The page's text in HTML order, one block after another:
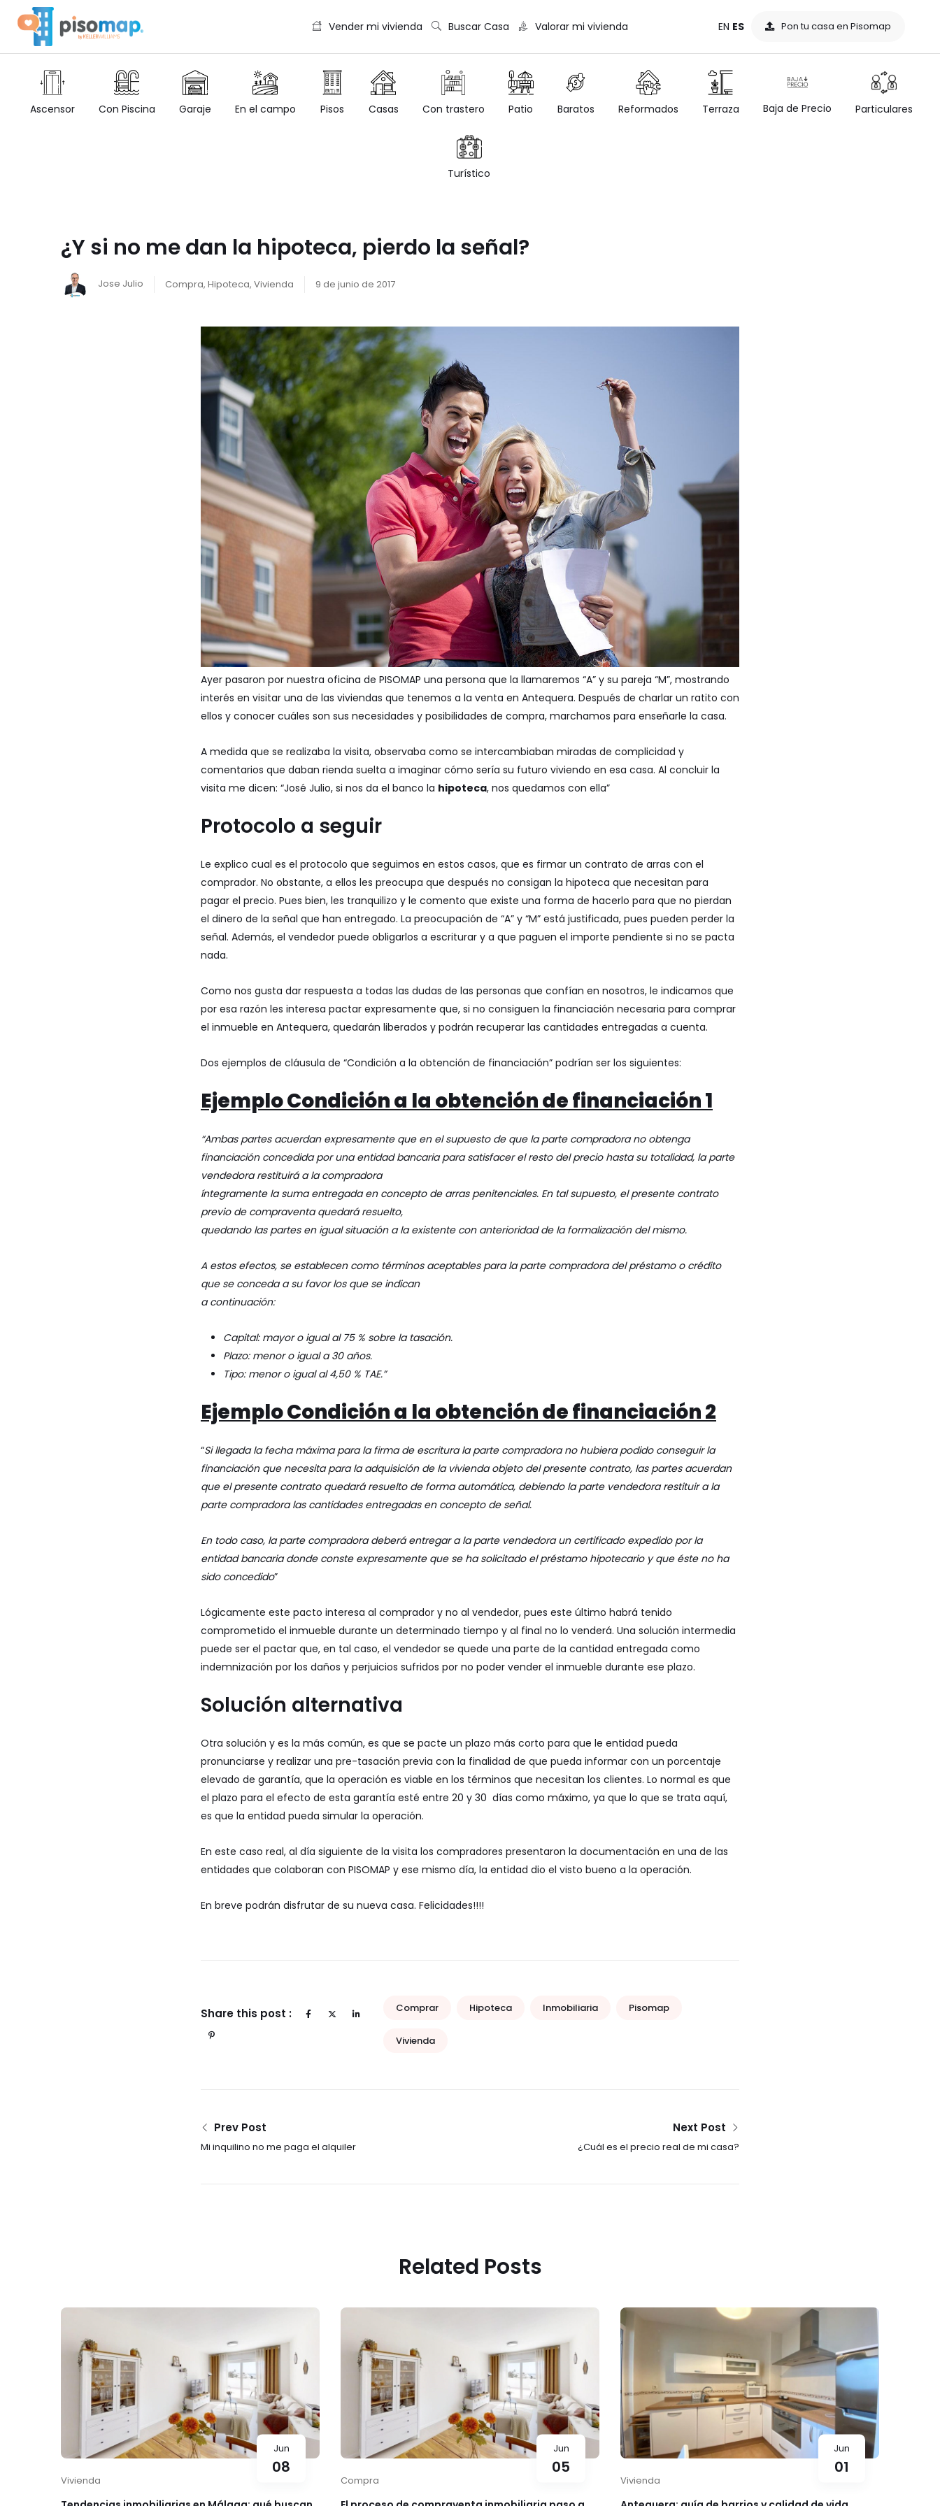
Vender mi vivienda Buscar Casa Valorar mi vivienda EN ES Pon tu casa en Pisomap
Ascensor Con Piscina Garaje En el campo Pisos Casas Con trastero Patio Baratos Reformados Terraza Baja de Precio Particulares
Turístico
¿Y si no me dan la hipoteca, pierdo la señal?
Jose Julio Compra, Hipoteca, Vivienda 9 de junio de 2017
Ayer pasaron por nuestra oficina de PISOMAP una persona que la llamaremos “A” y su pareja “M”, mostrando
interés en visitar una de las viviendas que tenemos a la venta en Antequera. Después de charlar un ratito con
ellos y conocer cuáles son sus necesidades y posibilidades de compra, marchamos para enseñarle la casa.
A medida que se realizaba la visita, observaba como se intercambiaban miradas de complicidad y
comentarios que daban rienda suelta a imaginar cómo sería su futuro viviendo en esa casa. Al concluir la
visita me dicen: “José Julio, si nos da el banco la hipoteca, nos quedamos con ella”
Protocolo a seguir
Le explico cual es el protocolo que seguimos en estos casos, que es firmar un contrato de arras con el
comprador. No obstante, a ellos les preocupa que después no consigan la hipoteca que necesitan para
pagar el precio. Pues bien, les tranquilizo y le comento que existe una forma de hacerlo para que no pierdan
el dinero de la señal que han entregado. La preocupación de “A” y “M” está justificada, pues pueden perder la
señal. Además, el vendedor puede obligarlos a escriturar y a que paguen el importe pendiente si no se pacta
nada.
Como nos gusta dar respuesta a todas las dudas de las personas que confían en nosotros, le indicamos que
por esa razón les interesa pactar expresamente que, si no consiguen la financiación necesaria para comprar
el inmueble en Antequera, quedarán liberados y podrán recuperar las cantidades entregadas a cuenta.
Dos ejemplos de cláusula de “Condición a la obtención de financiación” podrían ser los siguientes:
Ejemplo Condición a la obtención de financiación 1
“Ambas partes acuerdan expresamente que en el supuesto de que la parte compradora no obtenga
financiación concedida por una entidad bancaria para satisfacer el resto del precio hasta su totalidad, la parte
vendedora restituirá a la compradora
íntegramente la suma entregada en concepto de arras penitenciales. En tal supuesto, el presente contrato
previo de compraventa quedará resuelto,
quedando las partes en igual situación a la existente con anterioridad de la formalización del mismo.
A estos efectos, se establecen como términos aceptables para la parte compradora del préstamo o crédito
que se conceda a su favor los que se indican
a continuación:
Capital: mayor o igual al 75 % sobre la tasación.
Plazo: menor o igual a 30 años.
Tipo: menor o igual al 4,50 % TAE.”
Ejemplo Condición a la obtención de financiación 2
“Si llegada la fecha máxima para la firma de escritura la parte compradora no hubiera podido conseguir la
financiación que necesita para la adquisición de la vivienda objeto del presente contrato, las partes acuerdan
que el presente contrato quedará resuelto de forma automática, debiendo la parte vendedora restituir a la
parte compradora las cantidades entregadas en concepto de señal.
En todo caso, la parte compradora deberá entregar a la parte vendedora un certificado expedido por la
entidad bancaria donde conste expresamente que se ha solicitado el préstamo hipotecario y que éste no ha
sido concedido”
Lógicamente este pacto interesa al comprador y no al vendedor, pues este último habrá tenido
comprometido el inmueble durante un determinado tiempo y al final no lo venderá. Una solución intermedia
puede ser el pactar que, en tal caso, el vendedor se quede una parte de la cantidad entregada como
indemnización por los daños y perjuicios sufridos por no poder vender el inmueble durante ese plazo.
Solución alternativa
Otra solución y es la más común, es que se pacte un plazo más corto para que le entidad pueda
pronunciarse y realizar una pre-tasación previa con la finalidad de que pueda informar con un porcentaje
elevado de garantía, que la operación es viable en los términos que necesitan los clientes. Lo normal es que
el plazo para el efecto de esta garantía esté entre 20 y 30 días como máximo, ya que lo que se trata aquí,
es que la entidad pueda simular la operación.
En este caso real, al día siguiente de la visita los compradores presentaron la documentación en una de las
entidades que colaboran con PISOMAP y ese mismo día, la entidad dio el visto bueno a la operación.
En breve podrán disfrutar de su nueva casa. Felicidades!!!!
Share this post : Comprar Hipoteca Inmobiliaria Pisomap
Vivienda
Prev Post
Mi inquilino no me paga el alquiler
Next Post
¿Cuál es el precio real de mi casa?
Related Posts
Jun
08
Vivienda
Jun
05
Compra
Jun
01
Vivienda